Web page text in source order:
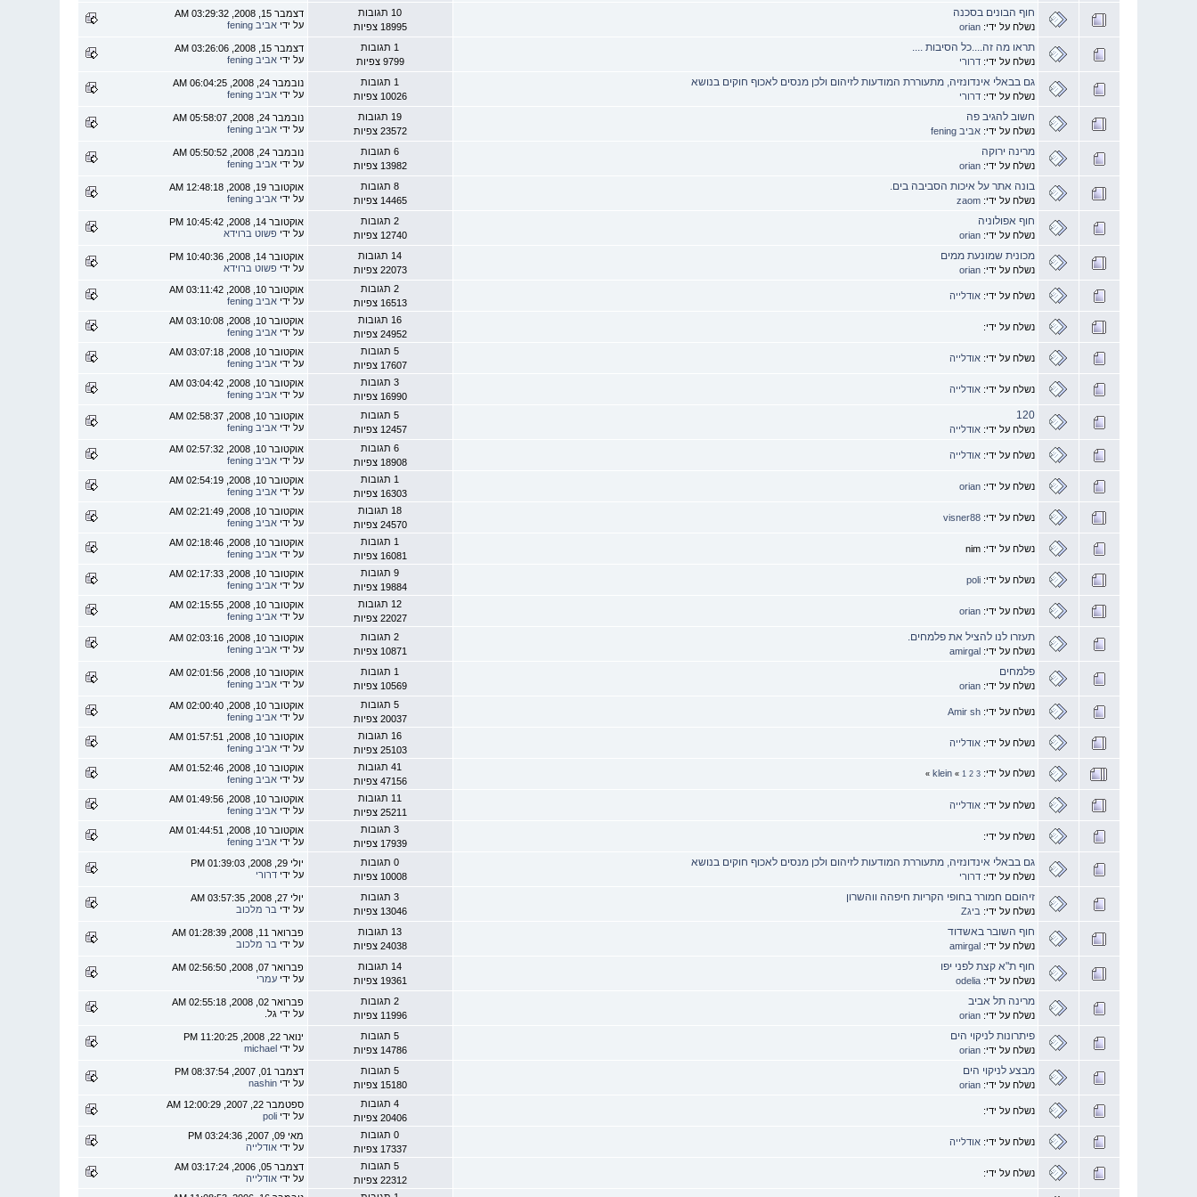
חוף הבונים בסכנה
נשלח על ידי:orian
10 תגובות
18995 צפיות
דצמבר 15, 2008, 03:29:32 AM
על ידיאביב fening
תראו מה זה....כל הסיבות ....
נשלח על ידי:דרורי
1 תגובות
9799 צפיות
דצמבר 15, 2008, 03:26:06 AM
על ידיאביב fening
גם בבאלי אינדונזיה, מתעוררת המודעות לזיהום ולכן מנסים לאכוף חוקים בנושא
נשלח על ידי:דרורי
1 תגובות
10026 צפיות
נובמבר 24, 2008, 06:04:25 AM
על ידיאביב fening
חשוב להגיב פה
נשלח על ידי:אביב fening
19 תגובות
23572 צפיות
נובמבר 24, 2008, 05:58:07 AM
על ידיאביב fening
מרינה ירוקה
נשלח על ידי:orian
6 תגובות
13982 צפיות
נובמבר 24, 2008, 05:50:52 AM
על ידיאביב fening
בונה אתר על איכות הסביבה בים.
נשלח על ידי:zaom
8 תגובות
14465 צפיות
אוקטובר 19, 2008, 12:48:18 AM
על ידיאביב fening
חוף אפולוניה
נשלח על ידי:orian
2 תגובות
12740 צפיות
אוקטובר 14, 2008, 10:45:42 PM
על ידי פשוט ברוידא
מכונית שמונעת ממים
נשלח על ידי:orian
14 תגובות
22073 צפיות
אוקטובר 14, 2008, 10:40:36 PM
על ידי פשוט ברוידא
נשלח על ידי:אודלייה
2 תגובות
16513 צפיות
אוקטובר 10, 2008, 03:11:42 AM
על ידיאביב fening
נשלח על ידי:
16 תגובות
24952 צפיות
אוקטובר 10, 2008, 03:10:08 AM
על ידיאביב fening
נשלח על ידי:אודלייה
5 תגובות
17607 צפיות
אוקטובר 10, 2008, 03:07:18 AM
על ידיאביב fening
נשלח על ידי:אודלייה
3 תגובות
16990 צפיות
אוקטובר 10, 2008, 03:04:42 AM
על ידיאביב fening
120
נשלח על ידי:אודלייה
5 תגובות
12457 צפיות
אוקטובר 10, 2008, 02:58:37 AM
על ידיאביב fening
נשלח על ידי:אודלייה
6 תגובות
18908 צפיות
אוקטובר 10, 2008, 02:57:32 AM
על ידיאביב fening
נשלח על ידי:orian
1 תגובות
16303 צפיות
אוקטובר 10, 2008, 02:54:19 AM
על ידיאביב fening
נשלח על ידי:visner88
18 תגובות
24570 צפיות
אוקטובר 10, 2008, 02:21:49 AM
על ידיאביב fening
נשלח על ידי: nim
1 תגובות
16081 צפיות
אוקטובר 10, 2008, 02:18:46 AM
על ידיאביב fening
נשלח על ידי:poli
9 תגובות
19884 צפיות
אוקטובר 10, 2008, 02:17:33 AM
על ידיאביב fening
נשלח על ידי:orian
12 תגובות
22027 צפיות
אוקטובר 10, 2008, 02:15:55 AM
על ידיאביב fening
תעזרו לנו להציל את פלמחים.
נשלח על ידי:amirgal
2 תגובות
10871 צפיות
אוקטובר 10, 2008, 02:03:16 AM
על ידיאביב fening
פלמחים
נשלח על ידי:orian
1 תגובות
10569 צפיות
אוקטובר 10, 2008, 02:01:56 AM
על ידיאביב fening
נשלח על ידי:Amir sh
5 תגובות
20037 צפיות
אוקטובר 10, 2008, 02:00:40 AM
על ידיאביב fening
נשלח על ידי:אודלייה
16 תגובות
25103 צפיות
אוקטובר 10, 2008, 01:57:51 AM
על ידיאביב fening
נשלח על ידי: klein « 1 2 3
»
41 תגובות
47156 צפיות
אוקטובר 10, 2008, 01:52:46 AM
על ידיאביב fening
נשלח על ידי:אודלייה
11 תגובות
25211 צפיות
אוקטובר 10, 2008, 01:49:56 AM
על ידיאביב fening
נשלח על ידי:
3 תגובות
17939 צפיות
אוקטובר 10, 2008, 01:44:51 AM
על ידיאביב fening
גם בבאלי אינדונזיה, מתעוררת המודעות לזיהום ולכן מנסים לאכוף חוקים בנושא
נשלח על ידי:דרורי
0 תגובות
10008 צפיות
יולי 29, 2008, 01:39:03 PM
על ידידרורי
זיהוםם חמורר בחופי הקריות חיפהה ווהשרון
נשלח על ידי: ביגZ
3 תגובות
13046 צפיות
יולי 27, 2008, 03:57:35 AM
על ידי בר מלכוב
חוף השובר באשדוד
נשלח על ידי:amirgal
13 תגובות
24038 צפיות
פברואר 11, 2008, 01:28:39 AM
על ידי בר מלכוב
חוף ת"א קצת לפני יפו
נשלח על ידי:odelia
14 תגובות
19361 צפיות
פברואר 07, 2008, 02:56:50 AM
על ידיעמרי
מרינה תל אביב
נשלח על ידי:orian
2 תגובות
11996 צפיות
פברואר 02, 2008, 02:55:18 AM
על ידי גל.
פיתרונות לניקוי הים
נשלח על ידי:orian
5 תגובות
14786 צפיות
ינואר 22, 2008, 11:20:25 PM
על ידיmichael
מבצע לניקוי הים
נשלח על ידי:orian
5 תגובות
15180 צפיות
דצמבר 01, 2007, 08:37:54 PM
על ידיnashin
נשלח על ידי:
4 תגובות
20406 צפיות
ספטמבר 22, 2007, 12:00:29 AM
על ידיpoli
נשלח על ידי:אודלייה
0 תגובות
17337 צפיות
מאי 09, 2007, 03:24:36 PM
על ידיאודלייה
נשלח על ידי:
5 תגובות
22312 צפיות
דצמבר 05, 2006, 03:17:24 AM
על ידיאודלייה